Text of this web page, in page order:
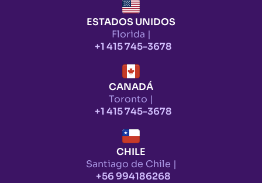
ESTADOS UNIDOS
Florida |
+1 415 745-3678
CANADÁ
Toronto |
+1 415 745-3678
CHILE
Santiago de Chile |
+56 994186268